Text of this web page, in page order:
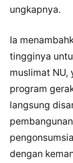
ungkapnya.
Ia
tingginya
muslimat NU,
program
langsung
dengan